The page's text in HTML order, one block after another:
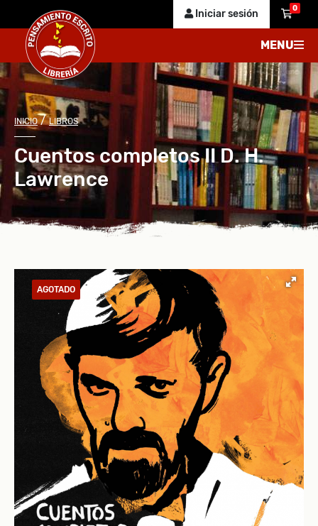
Iniciar sesión 0
MENU
INICIO/LIBROS
Cuentos completos II D. H.
Lawrence
AGOTADO